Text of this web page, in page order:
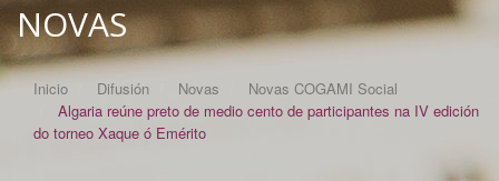
NOVAS
Inicio Difusión Novas
Novas COGAMI Social
Algaria reúne preto de medio cento de participantes na IV edición
do torneo Xaque ó Emérito